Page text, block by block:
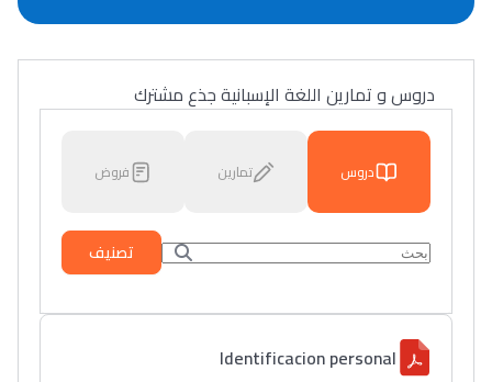
دروس و تمارين اللغة الإسبانية جذع مشترك
دروس تمارين فروض
تصنيف
Identificacion personal